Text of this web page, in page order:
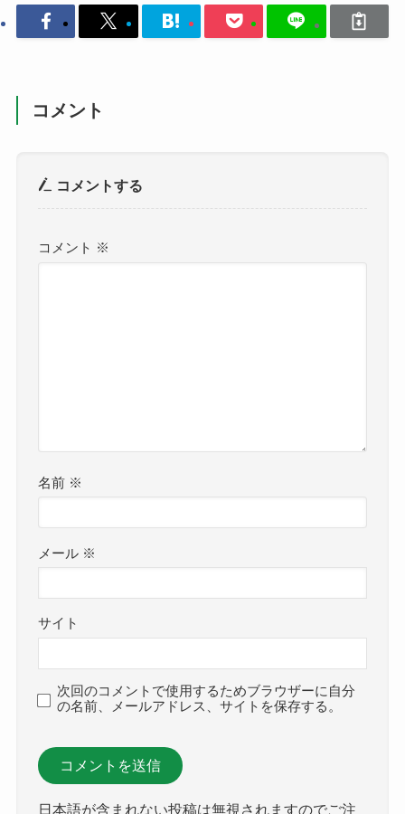
コメント
コメントする
コメント ※
名前 ※
メール ※
サイト
次回のコメントで使用するためブラウザーに自分
の名前、メールアドレス、サイトを保存する。
日本語が含まれない投稿は無視されますのでご注